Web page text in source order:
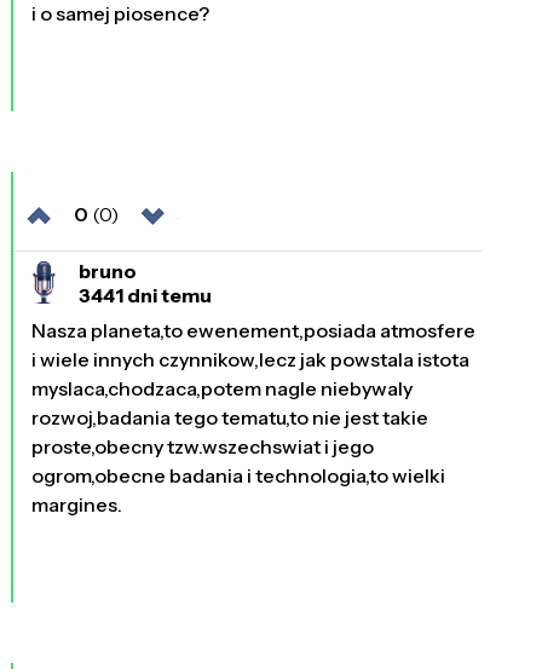
i o samej piosence?
0 (0)
bruno
3441 dni temu
Nasza planeta,to ewenement,posiada atmosfere
i wiele innych czynnikow,lecz jak powstala istota
myslaca,chodzaca,potem nagle niebywaly
rozwoj,badania tego tematu,to nie jest takie
proste,obecny tzw.wszechswiat i jego
ogrom,obecne badania i technologia,to wielki
margines.